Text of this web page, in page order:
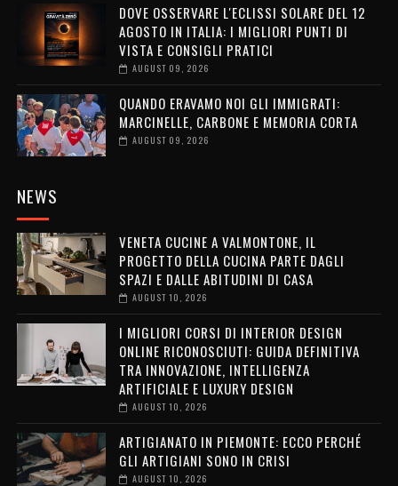
DOVE OSSERVARE L'ECLISSI SOLARE DEL 12
AGOSTO IN ITALIA: I MIGLIORI PUNTI DI
VISTA E CONSIGLI PRATICI
AUGUST 09, 2026
QUANDO ERAVAMO NOI GLI IMMIGRATI:
MARCINELLE, CARBONE E MEMORIA CORTA
AUGUST 09, 2026
NEWS
VENETA CUCINE A VALMONTONE, IL
PROGETTO DELLA CUCINA PARTE DAGLI
SPAZI E DALLE ABITUDINI DI CASA
AUGUST 10, 2026
I MIGLIORI CORSI DI INTERIOR DESIGN
ONLINE RICONOSCIUTI: GUIDA DEFINITIVA
TRA INNOVAZIONE, INTELLIGENZA
ARTIFICIALE E LUXURY DESIGN
AUGUST 10, 2026
ARTIGIANATO IN PIEMONTE: ECCO PERCHÉ
GLI ARTIGIANI SONO IN CRISI
AUGUST 10, 2026